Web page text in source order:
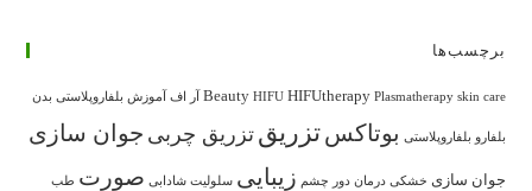
تب
جدید
تب
جدید
تب
جدید
تب
جدید
تب
جدید
برچسب‌ها
Beauty HIFU HIFUtherapy Plasmatherapy skin care آر اف آموزش بلفاروپلاستی بدن
بلفارو بلفاروپلاستی بوتاکس تزریق تزریق چربی جوان سازی
جوان سازی خشکی درمان دور چشم زیبایی سلولیت شادابی صورت طب